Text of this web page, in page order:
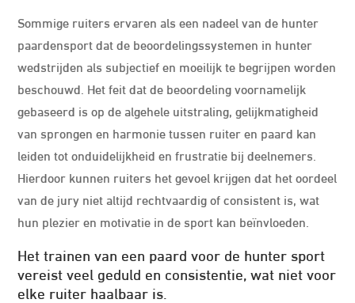
Sommige ruiters ervaren als een nadeel van de hunter
paardensport dat de beoordelingssystemen in hunter
wedstrijden als subjectief en moeilijk te begrijpen worden
beschouwd. Het feit dat de beoordeling voornamelijk
gebaseerd is op de algehele uitstraling, gelijkmatigheid
van sprongen en harmonie tussen ruiter en paard kan
leiden tot onduidelijkheid en frustratie bij deelnemers.
Hierdoor kunnen ruiters het gevoel krijgen dat het oordeel
van de jury niet altijd rechtvaardig of consistent is, wat
hun plezier en motivatie in de sport kan beïnvloeden.
Het trainen van een paard voor de hunter sport
vereist veel geduld en consistentie, wat niet voor
elke ruiter haalbaar is.